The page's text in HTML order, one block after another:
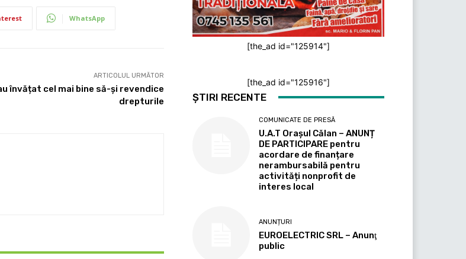
WhatsApp
ARTICOLUL URMĂTOR
învățat cel mai bine să-și revendice
drepturile
[the_ad id="125914"]
[the_ad id="125916"]
ȘTIRI RECENTE
COMUNICATE DE PRESĂ
U.A.T Orașul Călan – ANUNȚ
DE PARTICIPARE pentru
acordare de finanțare
nerambursabilă pentru
activități nonprofit de
interes local
ANUNȚURI
EUROELECTRIC SRL – Anunţ
public